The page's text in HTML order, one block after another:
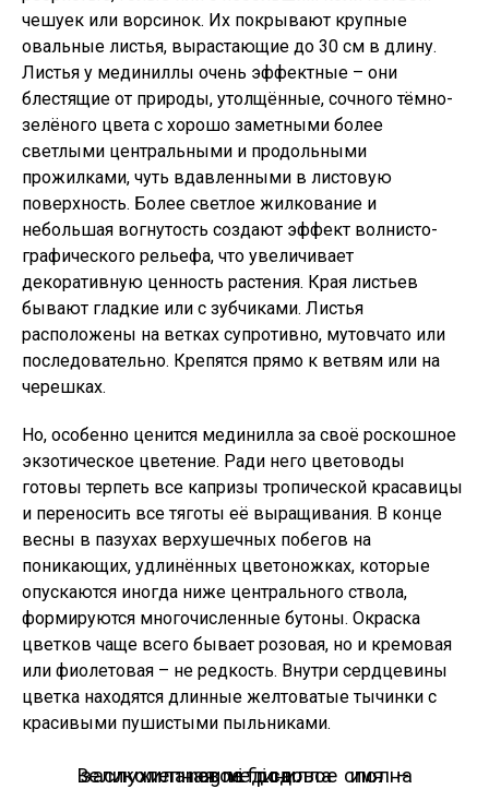
чешуек или ворсинок. Их покрывают крупные
овальные листья, вырастающие до 30 см в длину.
Листья у мединиллы очень эффектные – они
блестящие от природы, утолщённые, сочного тёмно-
зелёного цвета с хорошо заметными более
светлыми центральными и продольными
прожилками, чуть вдавленными в листовую
поверхность. Более светлое жилкование и
небольшая вогнутость создают эффект волнисто-
графического рельефа, что увеличивает
декоративную ценность растения. Края листьев
бывают гладкие или с зубчиками. Листья
расположены на ветках супротивно, мутовчато или
последовательно. Крепятся прямо к ветвям или на
черешках.
Но, особенно ценится мединилла за своё роскошное
экзотическое цветение. Ради него цветоводы
готовы терпеть все капризы тропической красавицы
и переносить все тяготы её выращивания. В конце
весны в пазухах верхушечных побегов на
поникающих, удлинённых цветоножках, которые
опускаются иногда ниже центрального ствола,
формируются многочисленные бутоны. Окраска
цветков чаще всего бывает розовая, но и кремовая
или фиолетовая – не редкость. Внутри сердцевины
цветка находятся длинные желтоватые тычинки с
красивыми пушистыми пыльниками.
Великолепная мединилла сполна заслужила свое родовое имя — magnifica.